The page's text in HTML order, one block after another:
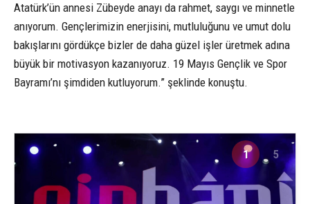
Atatürk’ün annesi Zübeyde anayı da rahmet, saygı ve minnetle
anıyorum. Gençlerimizin enerjisini, mutluluğunu ve umut dolu
bakışlarını gördükçe bizler de daha güzel işler üretmek adına
büyük bir motivasyon kazanıyoruz. 19 Mayıs Gençlik ve Spor
Bayramı’nı şimdiden kutluyorum.” şeklinde konuştu.
1 5